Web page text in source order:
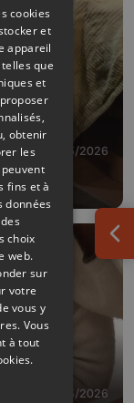
16/03/2026
02/03/2026
cookies
et
appareil
que
et
obtenir
les
peuvent
fins et à
données
choix
web.
sur
votre
vous y
. Vous
à tout
.